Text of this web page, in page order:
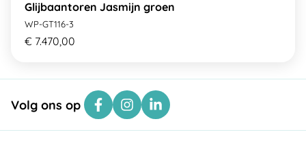
Glijbaantoren Jasmijn groen
WP-GT116-3
€ 7.470,00
Volg ons op